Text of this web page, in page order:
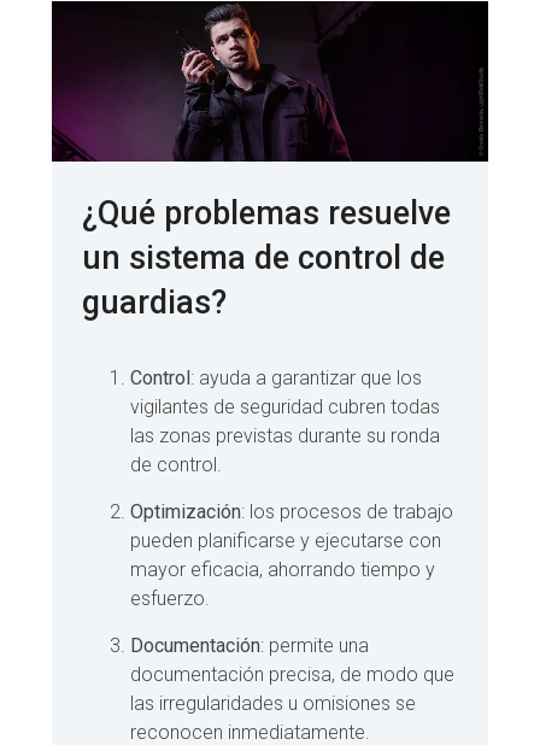
¿Qué problemas resuelve
un sistema de control de
guardias?
Control: ayuda a garantizar que los
vigilantes de seguridad cubren todas
las zonas previstas durante su ronda
de control.
Optimización: los procesos de trabajo
pueden planificarse y ejecutarse con
mayor eficacia, ahorrando tiempo y
esfuerzo.
Documentación: permite una
documentación precisa, de modo que
las irregularidades u omisiones se
reconocen inmediatamente.